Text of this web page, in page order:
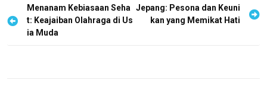
o
Menanam Kebiasaan Seha
t: Keajaiban Olahraga di Us
ia Muda
Jepang: Pesona dan Keuni
kan yang Memikat Hati